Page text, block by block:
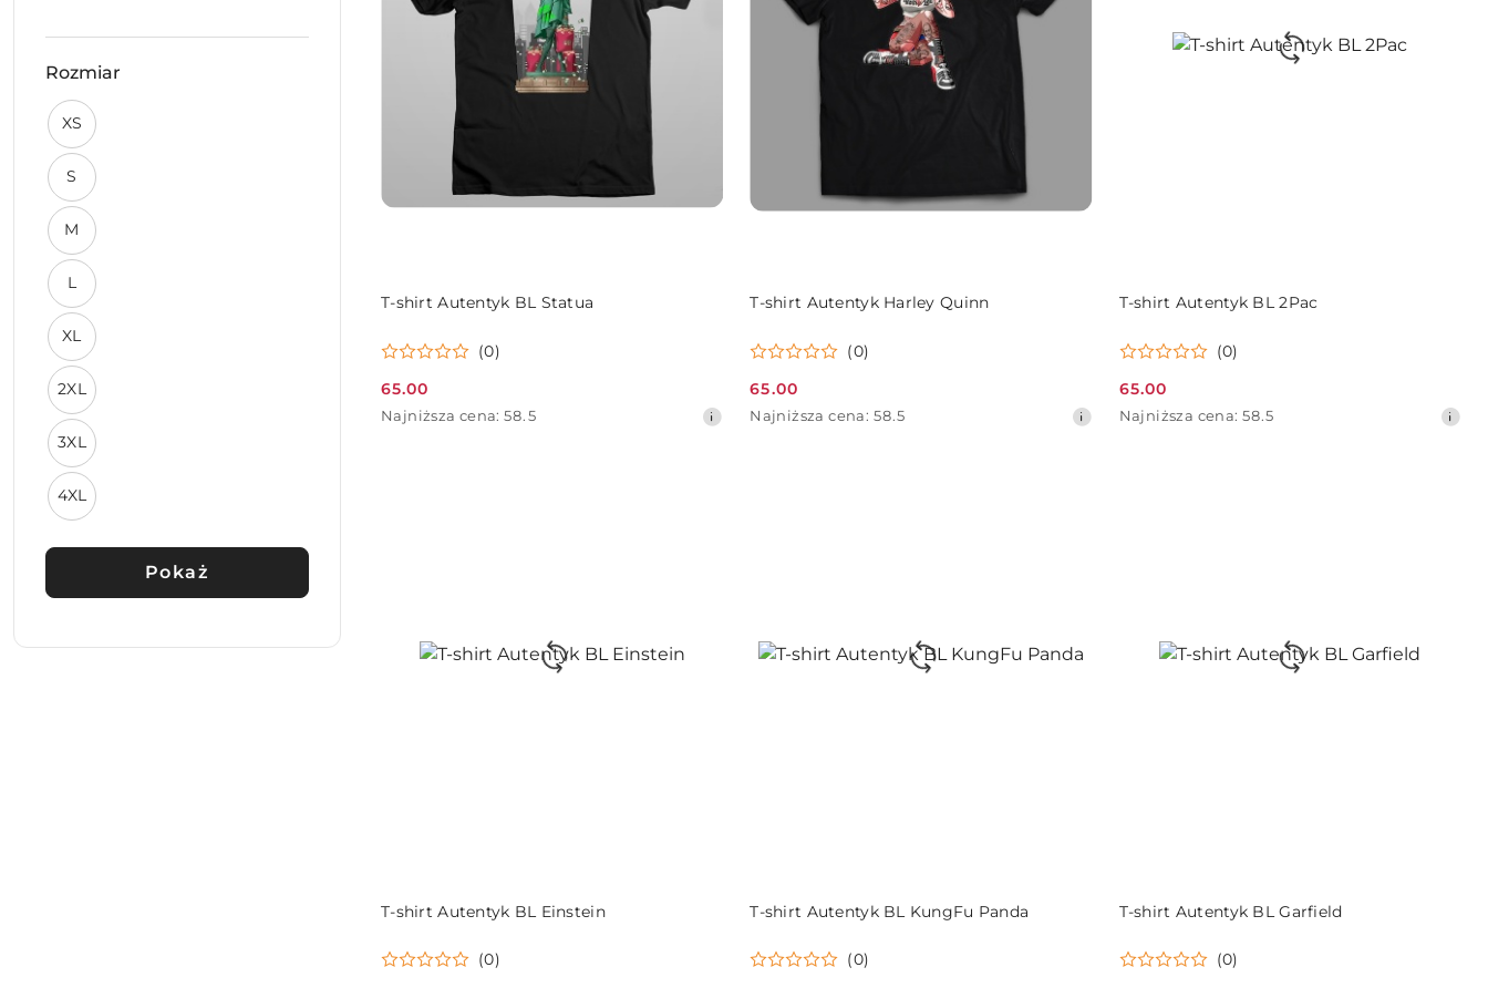
Rozmiar
Rozmiar:
XS
Rozmiar:
S
Rozmiar:
M
Rozmiar:
L
Rozmiar:
XL
Rozmiar:
2XL
Rozmiar:
3XL
Rozmiar:
4XL
Pokaż
T-shirt Autentyk BL Statua
(0)
Cena
promocyjna:
65.00
Najniższa
Najniższa cena: 58.5
T-shirt Autentyk Harley Quinn
(0)
Cena
promocyjna:
65.00
Najniższa
Najniższa cena: 58.5
DO KOSZYKA T-shirt Autentyk BL 2Pac
(0)
Cena
promocyjna:
65.00
Najniższa
Najniższa cena: 58.5
T-shirt Autentyk BL Einstein
(0)
DO KOSZYKA T-shirt Autentyk BL KungFu Panda
(0)
T-shirt Autentyk BL Garfield
(0)
DO KOSZYKA